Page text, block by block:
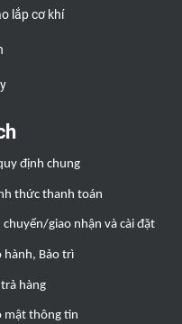
lắp cơ khí
định chung
thức thanh toán
chuyển/giao nhận và cài đặt
hành, Bảo trì
hàng
mật thông tin